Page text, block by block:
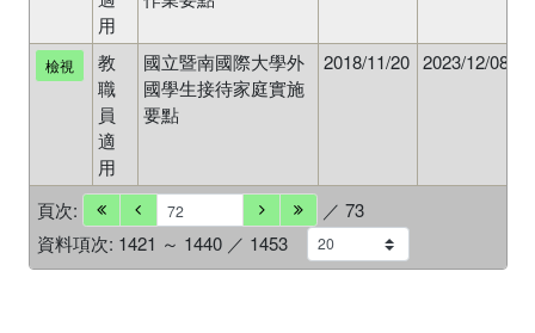
用
檢視
教
職
員
適
用
國立暨南國際大學外
國學生接待家庭實施
要點
2018/11/20 2023/12/08
頁次:
／ 73
資料項次: 1421 ～ 1440 ／ 1453